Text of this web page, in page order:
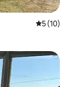
5 (10)